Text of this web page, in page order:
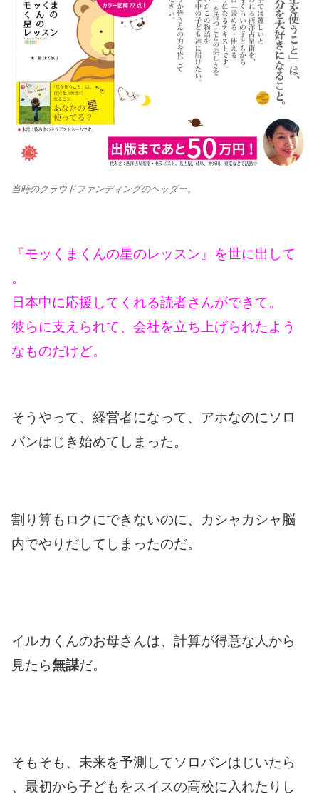
当時のクラウドファンディングのヘッダー。
『モッくまくんの星のレッスン』を世に出して
。
日本中に応援してくれる読者さんができて。
彼らに支えられて、会社を立ち上げられたよう
なものだけど。
そうやって、経営者になって、アホなのにソロ
バンはじき始めてしまった。
割り算もロクにできないのに、カシャカシャ脳
内でやりだしてしまったのだ。
イルカくんのお母さんは、計算が得意な人から
見たら無謀だ。
そもそも、未来を予測してソロバンはじいたら
、最初から子どもをスイスの高校に入れたりし